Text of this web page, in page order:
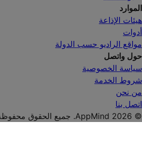
الموارد
هيئات الإذاعة
أدوات
مواقع الراديو حسب الدولة
حول واتصل
سياسة الخصوصية
شروط الخدمة
من نحن
اتصل بنا
© AppMind 2026. جميع الحقوق محفوظة.